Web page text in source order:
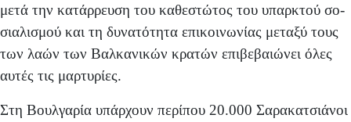
μετά την κατάρρευση του καθεστώτος του υπαρκτού σο­
σιαλισμού και τη δυνατότητα επικοινωνίας μεταξύ τους
των λαών των Βαλκανικών κρατών επιβεβαιώνει όλες
αυ­τές τις μαρτυρίες.
Στη Βουλγαρία υπάρχουν περίπου 20.000 Σαρακατσιάνοι